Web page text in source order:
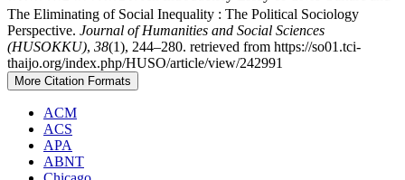
The Eliminating of Social Inequality : The Political Sociology
Perspective. Journal of Humanities and Social Sciences
(HUSOKKU), 38(1), 244–280. retrieved from https://so01.tci-
thaijo.org/index.php/HUSO/article/view/242991
More Citation Formats
ACM
ACS
APA
ABNT